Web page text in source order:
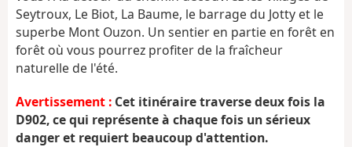
n
Seytroux, Le Biot, La Baume, le barrage du Jotty et le
superbe Mont Ouzon. Un sentier en partie en forêt en
forêt où vous pourrez profiter de la fraîcheur
naturelle de l'été.
Avertissement : Cet itinéraire traverse deux fois la
D902, ce qui représente à chaque fois un sérieux
danger et requiert beaucoup d'attention.